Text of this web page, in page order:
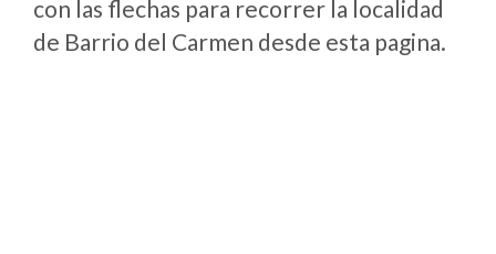
con las flechas para recorrer la localidad
de Barrio del Carmen desde esta pagina.